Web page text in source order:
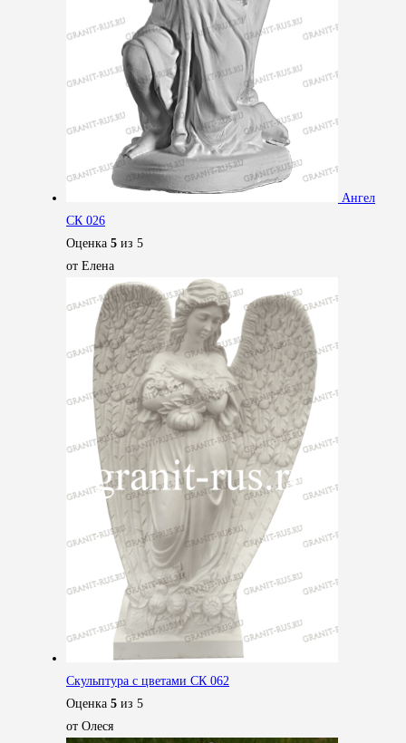
Ангел
СК 026
Оценка 5 из 5
от Елена
Скульптура с цветами СК 062
Оценка 5 из 5
от Олеся